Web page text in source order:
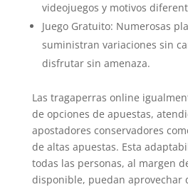
videojuegos y motivos
Juego Gratuito: Numerosas
suministran variaciones sin
disfrutar sin amenaza.
Las tragaperras online
de opciones de apuestas,
apostadores conservadores
de altas apuestas. Esta
todas las personas, al margen
disponible, puedan aprovechar